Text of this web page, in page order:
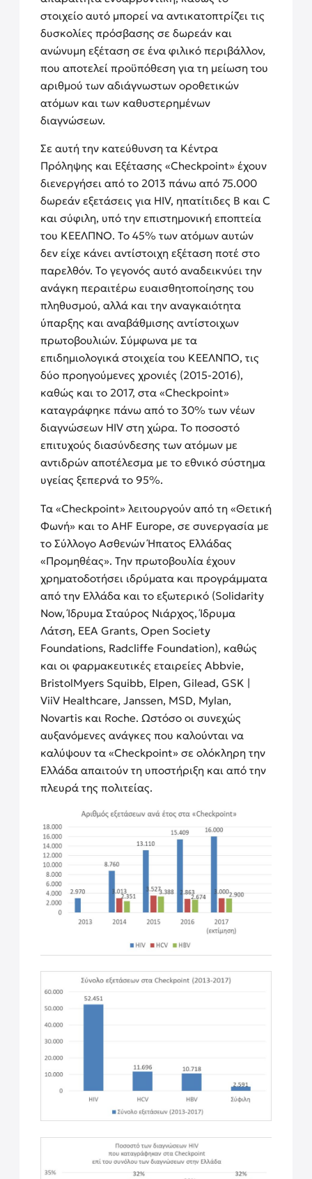
στοιχείο αυτό μπορεί να αντικατοπτρίζει τις
δυσκολίες πρόσβασης σε δωρεάν και
ανώνυμη εξέταση σε ένα φιλικό περιβάλλον,
που αποτελεί προϋπόθεση για τη μείωση του
αριθμού των αδιάγνωστων οροθετικών
ατόμων και των καθυστερημένων
διαγνώσεων.
Σε αυτή την κατεύθυνση τα Κέντρα
Πρόληψης και Εξέτασης «Checkpoint» έχουν
διενεργήσει από το 2013 πάνω από 75.000
δωρεάν εξετάσεις για HIV, ηπατίτιδες Β και C
και σύφιλη, υπό την επιστημονική εποπτεία
του ΚΕΕΛΠΝΟ. Το 45% των ατόμων αυτών
δεν είχε κάνει αντίστοιχη εξέταση ποτέ στο
παρελθόν. Το γεγονός αυτό αναδεικνύει την
ανάγκη περαιτέρω ευαισθητοποίησης του
πληθυσμού, αλλά και την αναγκαιότητα
ύπαρξης και αναβάθμισης αντίστοιχων
πρωτοβουλιών. Σύμφωνα με τα
επιδημιολογικά στοιχεία του ΚΕΕΛΝΠΟ, τις
δύο προηγούμενες χρονιές (2015-2016),
καθώς και το 2017, στα «Checkpoint»
καταγράφηκε πάνω από το 30% των νέων
διαγνώσεων HIV στη χώρα. Το ποσοστό
επιτυχούς διασύνδεσης των ατόμων με
αντιδρών αποτέλεσμα με το εθνικό σύστημα
υγείας ξεπερνά το 95%.
Τα «Checkpoint» λειτουργούν από τη «Θετική
Φωνή» και το AHF Europe, σε συνεργασία με
το Σύλλογο Ασθενών Ήπατος Ελλάδας
«Προμηθέας». Την πρωτοβουλία έχουν
χρηματοδοτήσει ιδρύματα και προγράμματα
από την Ελλάδα και το εξωτερικό (Solidarity
Now, Ίδρυμα Σταύρος Νιάρχος, Ίδρυμα
Λάτση, EEA Grants, Open Society
Foundations, Radcliffe Foundation), καθώς
και οι φαρμακευτικές εταιρείες Abbvie,
BristolMyers Squibb, Elpen, Gilead, GSK |
ViiV Healthcare, Janssen, MSD, Mylan,
Novartis και Roche. Ωστόσο οι συνεχώς
αυξανόμενες ανάγκες που καλούνται να
καλύψουν τα «Checkpoint» σε ολόκληρη την
Ελλάδα απαιτούν τη υποστήριξη και από την
πλευρά της πολιτείας.